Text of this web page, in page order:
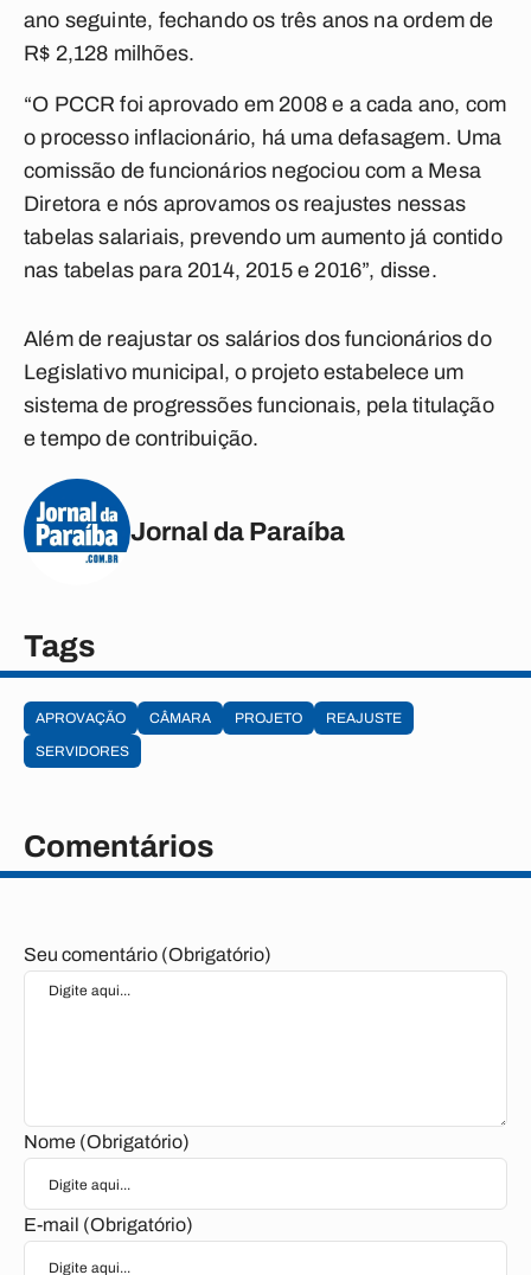
ano seguinte, fechando os três anos na ordem de
R$ 2,128 milhões.
“O PCCR foi aprovado em 2008 e a cada ano, com
o processo inflacionário, há uma defasagem. Uma
comissão de funcionários negociou com a Mesa
Diretora e nós aprovamos os reajustes nessas
tabelas salariais, prevendo um aumento já contido
nas tabelas para 2014, 2015 e 2016”, disse.
Além de reajustar os salários dos funcionários do
Legislativo municipal, o projeto estabelece um
sistema de progressões funcionais, pela titulação
e tempo de contribuição.
Jornal da Paraíba
Tags
APROVAÇÃO CÂMARA PROJETO
REAJUSTE
SERVIDORES
Comentários
Seu comentário (Obrigatório)
Nome (Obrigatório)
E-mail (Obrigatório)